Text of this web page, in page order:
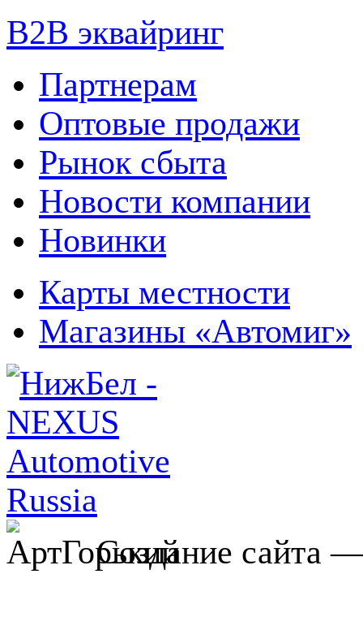
B2B эквайринг
Партнерам
Оптовые продажи
Рынок сбыта
Новости компании
Новинки
Карты местности
Магазины «Автомиг»
Создание сайта